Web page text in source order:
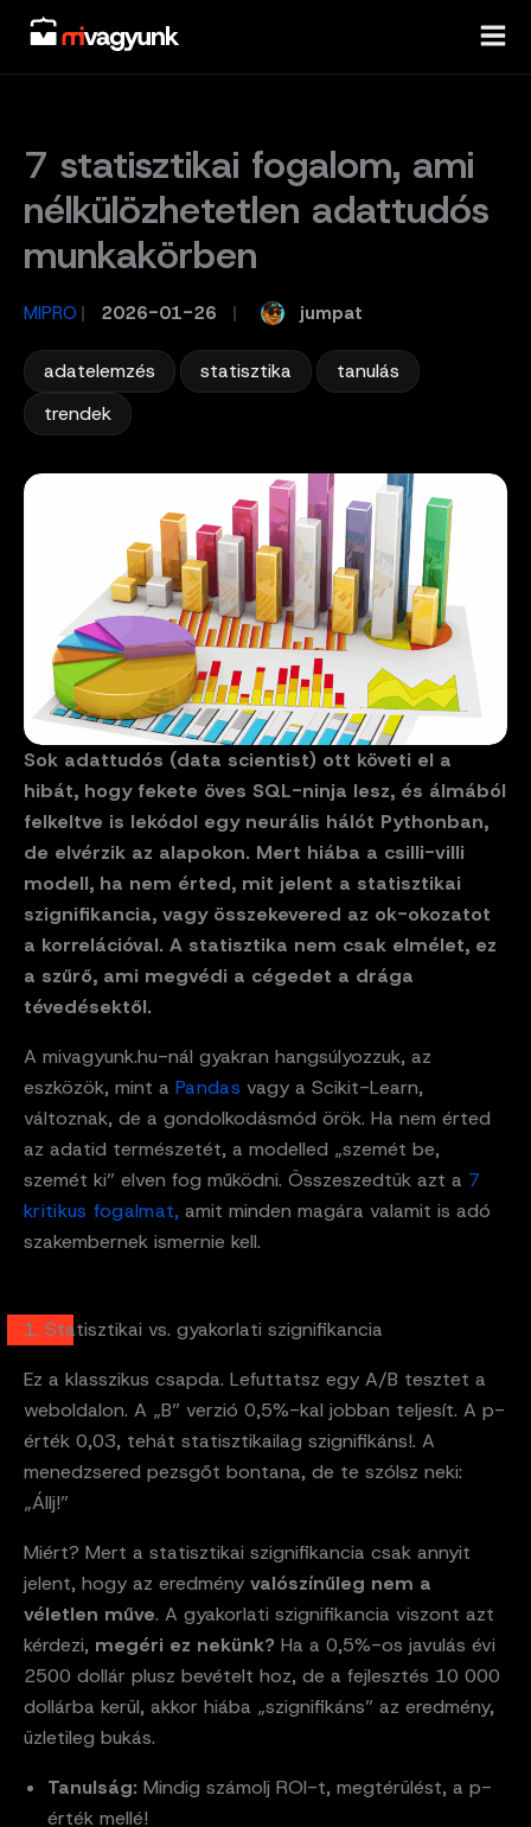
Skip
content
7 statisztikai fogalom, ami
nélkülözhetetlen adattudós
munkakörben
MIPRO / 2026-01-26 jumpat
adatelemzés statisztika tanulás
trendek
Sok adattudós (data scientist) ott követi el a
hibát, hogy fekete öves SQL-ninja lesz, és álmából
felkeltve is lekódol egy neurális hálót Pythonban,
de elvérzik az alapokon. Mert hiába a csilli-villi
modell, ha nem érted, mit jelent a statisztikai
szignifikancia, vagy összekevered az ok-okozatot
a korrelációval. A statisztika nem csak elmélet, ez
a szűrő, ami megvédi a cégedet a drága
tévedésektől.
A mivagyunk.hu-nál gyakran hangsúlyozzuk, az
eszközök, mint a Pandasvagy a Scikit-Learn,
változnak, de a gondolkodásmód örök. Ha nem érted
az adatid természetét, a modelled „szemét be,
szemét ki” elven fog működni. Összeszedtük azt a 7
kritikus fogalmat, amit minden magára valamit is adó
szakembernek ismernie kell.
1. Statisztikai vs. gyakorlati szignifikancia
Ez a klasszikus csapda. Lefuttatsz egy A/B tesztet a
weboldalon. A „B” verzió 0,5%-kal jobban teljesít. A p-
érték 0,03, tehát statisztikailag szignifikáns!. A
menedzsered pezsgőt bontana, de te szólsz neki:
„Állj!”
Miért? Mert a statisztikai szignifikancia csak annyit
jelent, hogy az eredmény valószínűleg nem a
véletlen műve. A gyakorlati szignifikancia viszont azt
kérdezi, megéri ez nekünk? Ha a 0,5%-os javulás évi
2500 dollár plusz bevételt hoz, de a fejlesztés 10 000
dollárba kerül, akkor hiába „szignifikáns” az eredmény,
üzletileg bukás.
Tanulság: Mindig számolj ROI-t, megtérülést, a p-
érték mellé!